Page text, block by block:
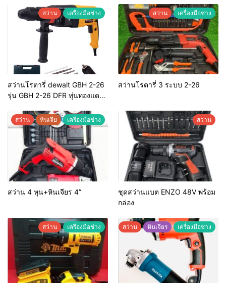
สว่าน เครื่องมือช่าง
สว่านโรตารี่ dewalt GBH 2-26
รุ่น GBH 2-26 DFR ทุ่นทองแดง
สว่าน เครื่องมือช่าง
สว่านโรตารี่ 3 ระบบ 2-26
สว่าน หินเจีย เครื่องมือช่าง
สว่าน 4 หุน+หินเจียร 4”
สว่าน
ชุดสว่านแบต ENZO 48V พร้อม
กล่อง
สว่าน เครื่องมือช่าง สว่าน หินเจียร เครื่องมือช่าง